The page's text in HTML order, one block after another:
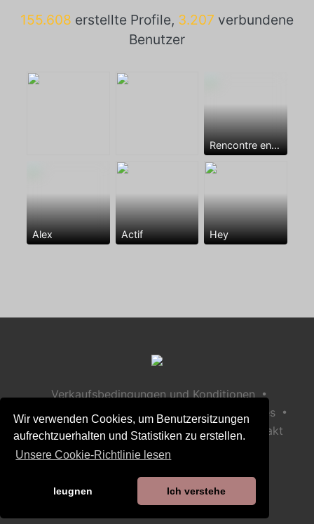
Wir verwenden Cookies, um Benutzersitzungen
aufrechtzuerhalten und Statistiken zu erstellen.
Unsere Cookie-Richtlinie lesen
leugnen Ich verstehe
155.608 erstellte Profile, 3.207 verbundene
Benutzer
Rencontre entre mecs
Alex Actif Hey
Verkaufsbedingungen und Konditionen •
Datenschutzerklärung Richtlinie zu Cookies •
Richtlinie zur Kindersicherheit Hilfe / Kontakt